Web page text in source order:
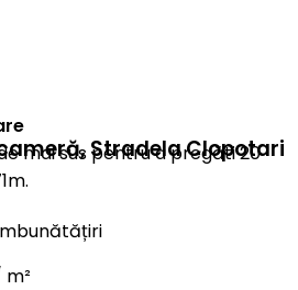
mai sus pentru a pregăti 20
,Stradela Clopotari
m²